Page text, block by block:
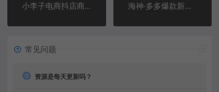
小李子电商抖店商品卡，商品卡实操流程，有货源/无货源，电商开店实操和底层逻辑
海神·多多爆款新玩法，​起店思路+直通车玩法（3节精华课）
常见问题
资源是每天更新吗？